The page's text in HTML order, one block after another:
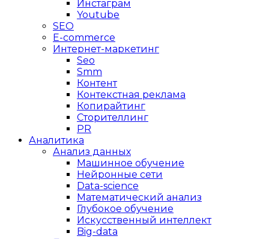
Инстаграм
Youtube
SEO
E-сommerce
Интернет-маркетинг
Seo
Smm
Контент
Контекстная реклама
Копирайтинг
Сторителлинг
PR
Аналитика
Анализ данных
Машинное обучение
Нейронные сети
Data-science
Математический анализ
Глубокое обучение
Искусственный интеллект
Big-data